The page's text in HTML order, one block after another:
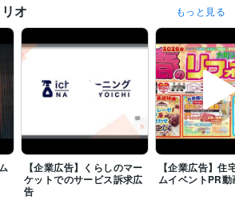
編集
オ もっと見る
【企業広告】くらしのマー
ケットでのサービス訴求広
告
【企業広告】住
ムイベントPR動